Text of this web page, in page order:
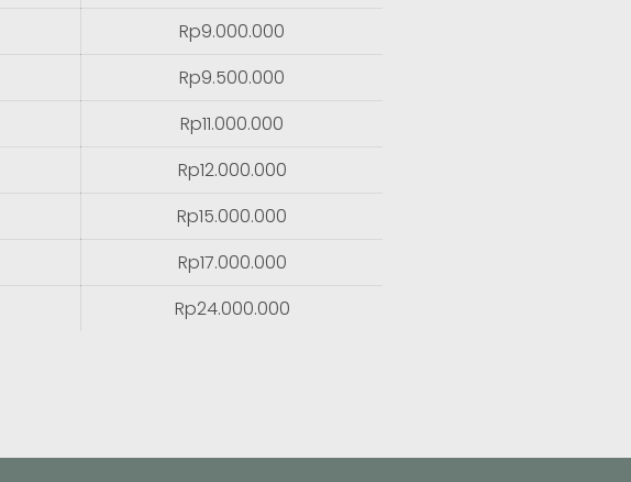
Rp9.000.000
Rp9.500.000
Rp11.000.000
Rp12.000.000
Rp15.000.000
Rp17.000.000
Rp24.000.000